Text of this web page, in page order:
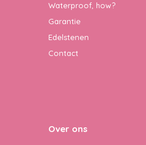
Waterproof, how?
Garantie
Edelstenen
Contact
Over ons